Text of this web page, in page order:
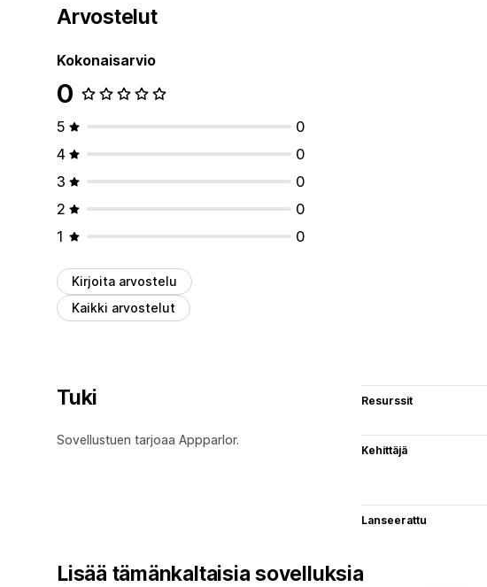
Arvostelut
Kokonaisarvio
0
5
0
4
0
3
0
2
0
1
0
Kirjoita arvostelu
Kaikki arvostelut
Tuki
Sovellustuen tarjoaa Appparlor.
Resurssit
Kehittäjä
Lanseerattu
Lisää tämänkaltaisia sovelluksia